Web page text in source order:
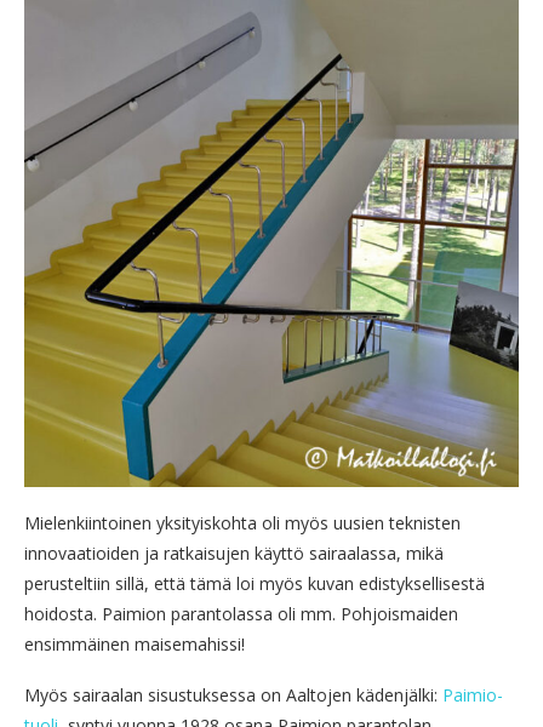
Mielenkiintoinen yksityiskohta oli myös uusien teknisten
innovaatioiden ja ratkaisujen käyttö sairaalassa, mikä
perusteltiin sillä, että tämä loi myös kuvan edistyksellisestä
hoidosta. Paimion parantolassa oli mm. Pohjoismaiden
ensimmäinen maisemahissi!
Myös sairaalan sisustuksessa on Aaltojen kädenjälki: Paimio-